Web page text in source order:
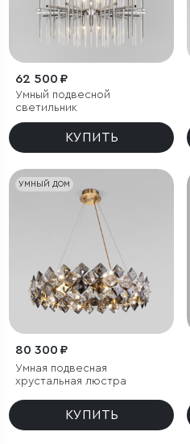
62 500 ₽
Умный подвесной
светильник
КУПИТЬ
УМНЫЙ ДОМ
80 300 ₽
Умная подвесная
хрустальная люстра
КУПИТЬ